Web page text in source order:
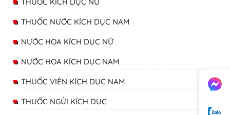
THUỐC NƯỚC KÍCH DỤC NAM
NƯỚC HOA KÍCH DỤC NỮ
NƯỚC HOA KÍCH DỤC NAM
THUỐC VIÊN KÍCH DỤC NAM
THUỐC NGỬI KÍCH DỤC